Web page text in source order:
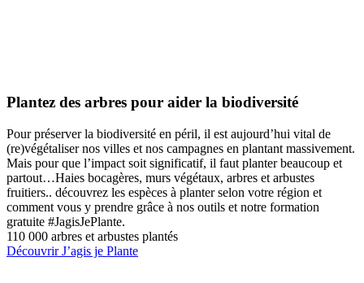
Plantez des arbres pour aider la biodiversité
Pour préserver la biodiversité en péril, il est aujourd’hui vital de
(re)végétaliser nos villes et nos campagnes en plantant massivement.
Mais pour que l’impact soit significatif, il faut planter beaucoup et
partout…Haies bocagères, murs végétaux, arbres et arbustes
fruitiers.. découvrez les espèces à planter selon votre région et
comment vous y prendre grâce à nos outils et notre formation
gratuite #JagisJePlante.
110 000 arbres et arbustes plantés
Découvrir J’agis je Plante